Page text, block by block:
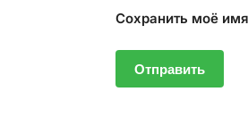
Сохранить моё